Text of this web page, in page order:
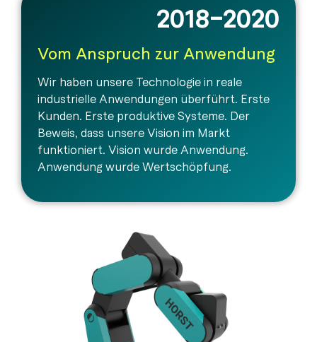
2018–2020
Vom Anspruch zur Anwendung
Wir haben unsere Technologie in reale
industrielle Anwendungen überführt. Erste
Kunden. Erste produktive Systeme. Der
Beweis, dass unsere Vision im Markt
funktioniert. Vision wurde Anwendung.
Anwendung wurde Wertschöpfung.